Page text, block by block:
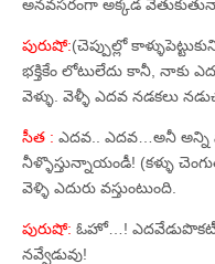
అనవసరంగా అక్కడ
పురుషో:(చెప్పుల్లో
భక్తికేం లోటులేదు కానీ, నాకు
వెళ్ళు. వెళ్ళీ ఎదవ నడకలు
సీత : ఎదవ.. ఎదవ…అనీ అన్ని
నీళ్ళొస్తున్నాయండీ! (కళ్ళు
వెళ్ళి ఎదురు వస్తుంటుంది.
పురుషో: ఓహో…!
నవ్వేడువు!